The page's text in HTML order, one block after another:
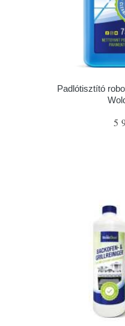
Padlótisztító
5